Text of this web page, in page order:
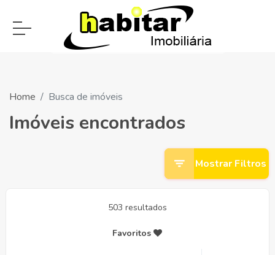
Home Busca de imóveis
Imóveis encontrados
Mostrar Filtros
503 resultados
Favoritos